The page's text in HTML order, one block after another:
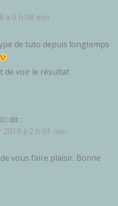
à 0 h 08 min
de tuto depuis longtemps
de voir le résultat
dit :
2019 à 2 h 01 min
vous faire plaisir. Bonne